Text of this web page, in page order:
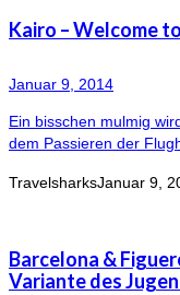
Kairo – Welcome
Januar 9, 2014
Ein bisschen mulmig
dem Passieren der
TravelsharksJanuar 9,
Barcelona &
Variante des